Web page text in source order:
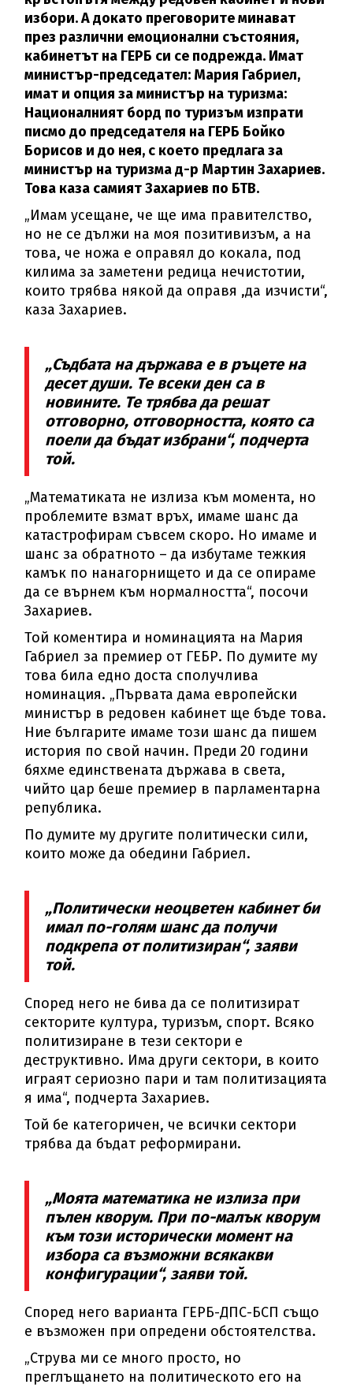
избори. А докато преговорите минават
през различни емоционални състояния,
кабинетът на ГЕРБ си се подрежда. Имат
министър-председател: Мария Габриел,
имат и опция за министър на туризма:
Националният борд по туризъм изпрати
писмо до председателя на ГЕРБ Бойко
Борисов и до нея, с което предлага за
министър на туризма д-р Мартин Захариев.
Това каза самият Захариев по БТВ.
„Имам усещане, че ще има правителство,
но не се дължи на моя позитивизъм, а на
това, че ножа е оправял до кокала, под
килима за заметени редица нечистотии,
които трябва някой да оправя ,да изчисти“,
каза Захариев.
„Съдбата на държава е в ръцете на
десет души. Те всеки ден са в
новините. Те трябва да решат
отговорно, отговорността, която са
поели да бъдат избрани“, подчерта
той.
„Математиката не излиза към момента, но
проблемите взмат връх, имаме шанс да
катастрофирам съвсем скоро. Но имаме и
шанс за обратното – да избутаме тежкия
камък по нанагорнището и да се опираме
да се върнем към нормалността“, посочи
Захариев.
Той коментира и номинацията на Мария
Габриел за премиер от ГЕБР. По думите му
това била едно доста сполучлива
номинация. „Първата дама европейски
министър в редовен кабинет ще бъде това.
Ние българите имаме този шанс да пишем
история по свой начин. Преди 20 години
бяхме единствената държава в света,
чийто цар беше премиер в парламентарна
република.
По думите му другите политически сили,
които може да обедини Габриел.
„Политически неоцветен кабинет би
имал по-голям шанс да получи
подкрепа от политизиран“, заяви
той.
Според него не бива да се политизират
секторите култура, туризъм, спорт. Всяко
политизиране в тези сектори е
деструктивно. Има други сектори, в които
играят сериозно пари и там политизацията
я има“, подчерта Захариев.
Той бе категоричен, че всички сектори
трябва да бъдат реформирани.
„Моята математика не излиза при
пълен кворум. При по-малък кворум
към този исторически момент на
избора са възможни всякакви
конфигурации“, заяви той.
Според него варианта ГЕРБ-ДПС-БСП също
е възможен при опредени обстоятелства.
„Струва ми се много просто, но
преглъщането на политическото его на